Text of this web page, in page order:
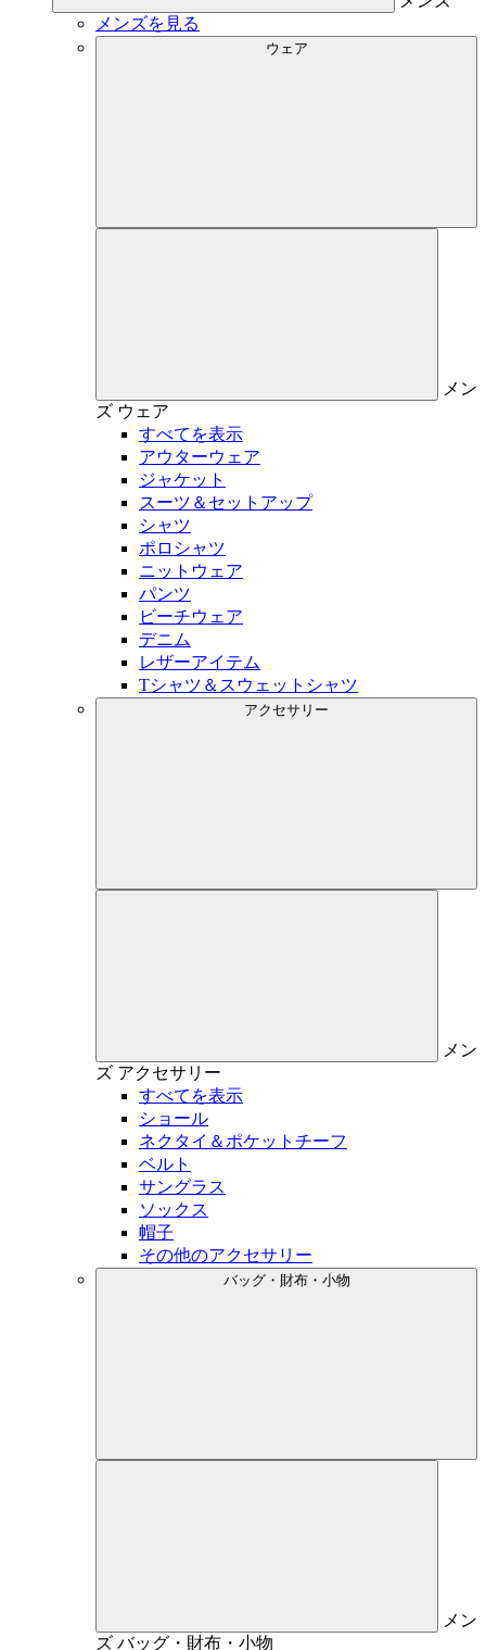
メンズを見る
ウェア
メン
ズ ウェア
すべてを表示
アウターウェア
ジャケット
スーツ＆セットアップ
シャツ
ポロシャツ
ニットウェア
パンツ
ビーチウェア
デニム
レザーアイテム
Tシャツ＆スウェットシャツ
アクセサリー
メン
ズ アクセサリー
すべてを表示
ショール
ネクタイ＆ポケットチーフ
ベルト
サングラス
ソックス
帽子
その他のアクセサリー
バッグ・財布・小物
メン
ズ バッグ・財布・小物